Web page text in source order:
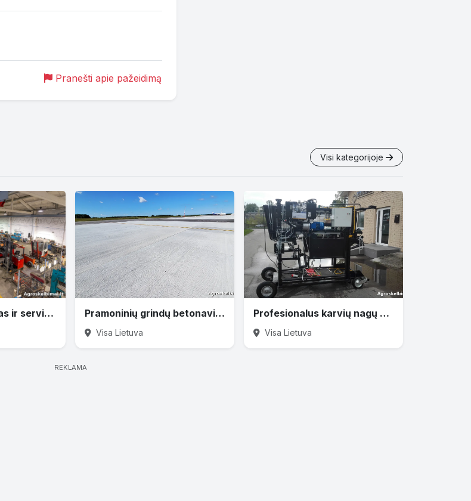
Pranešti apie pažeidimą
Visi kategorijoje
Krautuvų remontas ir servisas Šiauliai Pramoninių grindų betonavimas
Visa Lietuva
Profesionalus karvių nagų karpymas ir gydymas
Visa Lietuva
REKLAMA